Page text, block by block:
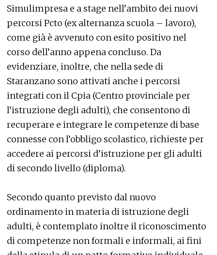
Simulimpresa e a stage nell’ambito dei nuovi
percorsi Pcto (ex alternanza scuola – lavoro),
come già è avvenuto con esito positivo nel
corso dell’anno appena concluso. Da
evidenziare, inoltre, che nella sede di
Staranzano sono attivati anche i percorsi
integrati con il Cpia (Centro provinciale per
l’istruzione degli adulti), che consentono di
recuperare e integrare le competenze di base
connesse con l’obbligo scolastico, richieste per
accedere ai percorsi d’istruzione per gli adulti
di secondo livello (diploma).
Secondo quanto previsto dal nuovo
ordinamento in materia di istruzione degli
adulti, è contemplato inoltre il riconoscimento
di competenze non formali e informali, ai fini